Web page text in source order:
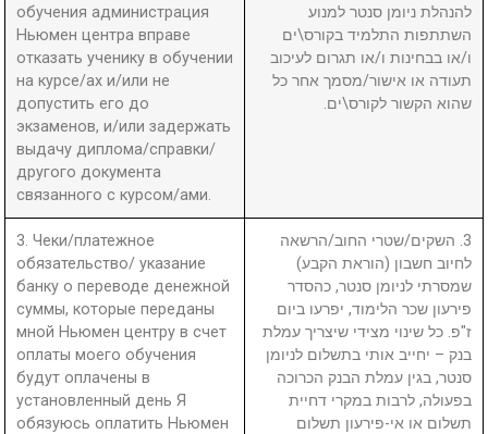
обучения администрация
Ньюмен центра вправе
отказать ученику в обучении
на курсе/ах и/или не
допустить его до
экзаменов, и/или задержать
выдачу диплома/справки/
другого документа
связанного с курсом/ами.
להנהלת ניומן סנטר למנוע
השתתפות התלמיד בקורס\ים
ו/או בבחינות ו/או תגרום לעיכוב
תעודה או אישור/מסמך אחר כל
שהוא הקשור לקורס\ים.
3. Чеки/платежное
обязательство/ указание
банку о переводе денежной
суммы, которые переданы
мной Ньюмен центру в счет
оплаты моего обучения
будут оплачены в
установленный день Я
обязуюсь оплатить Ньюмен
3. השקים/שטרי החוב/הרשאה
לחיוב חשבון (הוראת הקבע)
שמסרתי לניומן סנטר, כהסדר
פירעון שכר הלימוד, יפרעו ביום
ז"פ. כל שינוי מצידי שיצריך עמלת
בנק – יחייב אותי בתשלום לניומן
סנטר, בגין עמלת הבנק הכרוכה
בפעולה, לרבות במקרי דחיית
תשלום או אי-פירעון תשלום